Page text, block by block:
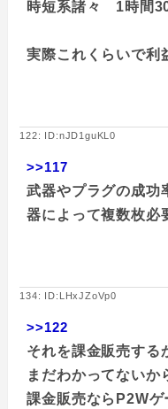
時短系諸々 1時間
実際これくらいで利
122: ID:nJD1guKL0
>>117
武器やプラグの成功
器によって複数枚必
134: ID:LHxJZoVp0
>>122
それを課金販売する
まだわかってないか
課金販売ならP2W